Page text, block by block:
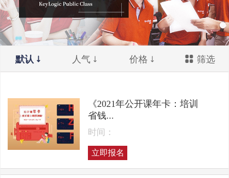
默认 人气 价格 筛选
《2021年公开课年卡：培训
省钱...
时间：
立即报名